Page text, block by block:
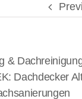
&
Dachdecker